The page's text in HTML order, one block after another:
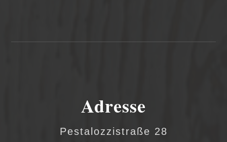
Adresse
Pestalozzistraße 28